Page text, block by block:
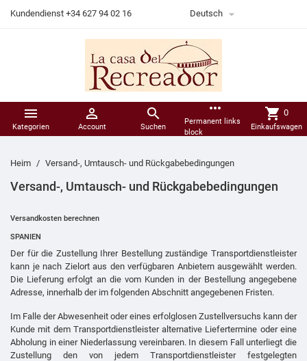
Kundendienst +34 627 94 02 16 Deutsch 

Kategorien

Account

Suchen
more_horiz
Permanent links
block
shopping_cart 0
Einkaufswagen
Heim Versand-, Umtausch- und Rückgabebedingungen
Versand-, Umtausch- und Rückgabebedingungen
Versandkosten berechnen
SPANIEN
Der für die Zustellung Ihrer Bestellung zuständige Transportdienstleister
kann je nach Zielort aus den verfügbaren Anbietern ausgewählt werden.
Die Lieferung erfolgt an die vom Kunden in der Bestellung angegebene
Adresse, innerhalb der im folgenden Abschnitt angegebenen Fristen.
Im Falle der Abwesenheit oder eines erfolglosen Zustellversuchs kann der
Kunde mit dem Transportdienstleister alternative Liefertermine oder eine
Abholung in einer Niederlassung vereinbaren. In diesem Fall unterliegt die
Zustellung den von jedem Transportdienstleister festgelegten